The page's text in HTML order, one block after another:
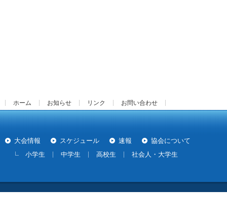
ホーム お知らせ リンク お問い合わせ
大会情報 スケジュール 速報
協会について
小学生
中学生 高校生 社会人・大学生